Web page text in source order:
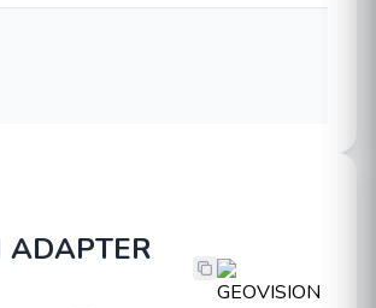
GV-WIFI ADAPTER V2
ADAPTER